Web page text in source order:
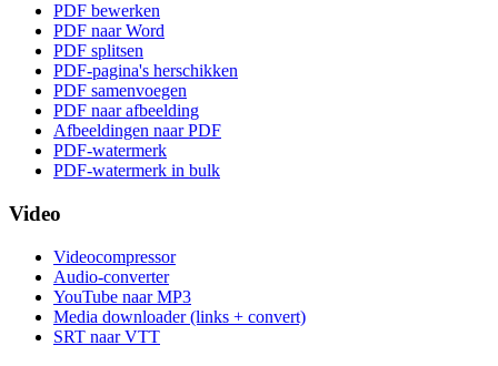
PDF bewerken
PDF naar Word
PDF splitsen
PDF-pagina's herschikken
PDF samenvoegen
PDF naar afbeelding
Afbeeldingen naar PDF
PDF-watermerk
PDF-watermerk in bulk
Video
Videocompressor
Audio-converter
YouTube naar MP3
Media downloader (links + convert)
SRT naar VTT